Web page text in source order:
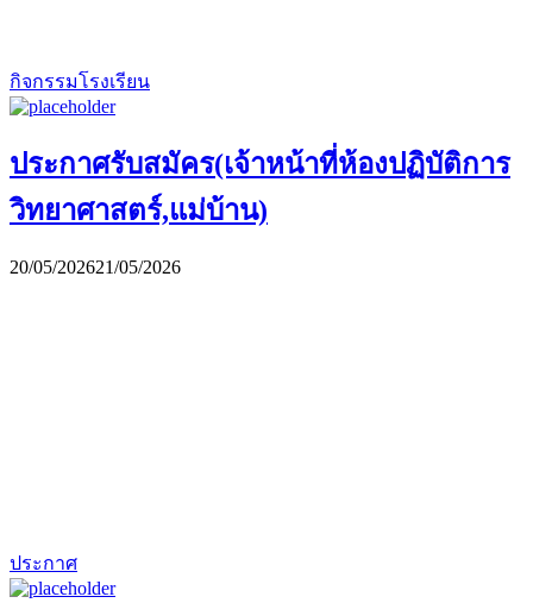
กิจกรรมโรงเรียน
ประกาศรับสมัคร(เจ้าหน้าที่ห้องปฏิบัติการ
วิทยาศาสตร์,แม่บ้าน)
20/05/202621/05/2026
ประกาศ